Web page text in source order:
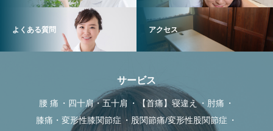
よくある質問 アクセス
サービス
腰 痛 四十肩・五十肩 【首痛】寝違え
肘痛
膝痛・変形性膝関節症
股関節痛/変形性股関節症